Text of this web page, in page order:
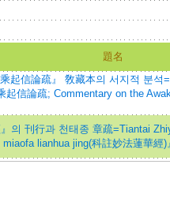
題名
起信論疏』 敎藏本의 서지적 분석
起信論疏; Commentary on the
의 刊行과 천태종 章疏=Tiantai
lianhua jing(科註妙法蓮華經